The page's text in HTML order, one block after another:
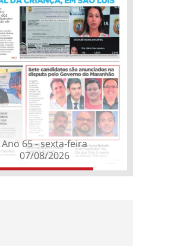
Ano 65 - sexta-feira
07/08/2026